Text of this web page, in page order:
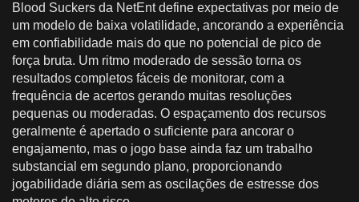
Blood Suckers da NetEnt define expectativas por meio de
um modelo de baixa volatilidade, ancorando a experiência
em confiabilidade mais do que no potencial de pico de
força bruta. Um ritmo moderado de sessão torna os
resultados completos fáceis de monitorar, com a
frequência de acertos gerando muitas resoluções
pequenas ou moderadas. O espaçamento dos recursos
geralmente é apertado o suficiente para ancorar o
engajamento, mas o jogo base ainda faz um trabalho
substancial em segundo plano, proporcionando
jogabilidade diária sem as oscilações de estresse dos